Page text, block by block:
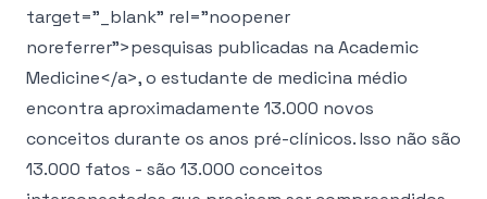
target="_blank" rel="noopener
noreferrer">pesquisas publicadas na Academic
Medicine</a>, o estudante de medicina médio
encontra aproximadamente 13.000 novos
conceitos durante os anos pré-clínicos. Isso não são
13.000 fatos - são 13.000 conceitos